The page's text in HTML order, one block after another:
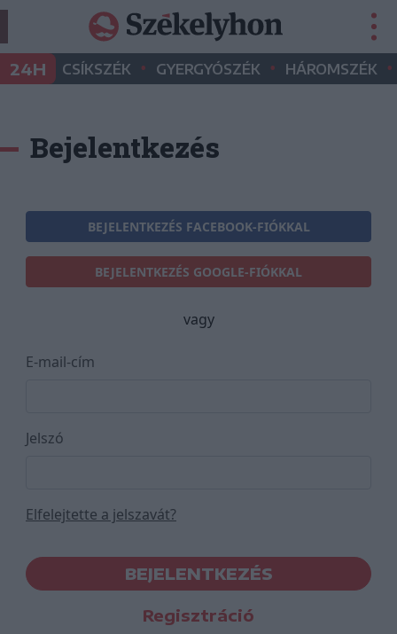
24H CSÍKSZÉK • GYERGYÓSZÉK • HÁROMSZÉK •
Bejelentkezés
BEJELENTKEZÉS FACEBOOK-FIÓKKAL
BEJELENTKEZÉS GOOGLE-FIÓKKAL
vagy
E-mail-cím
Jelszó
Elfelejtette a jelszavát?
BEJELENTKEZÉS
Regisztráció